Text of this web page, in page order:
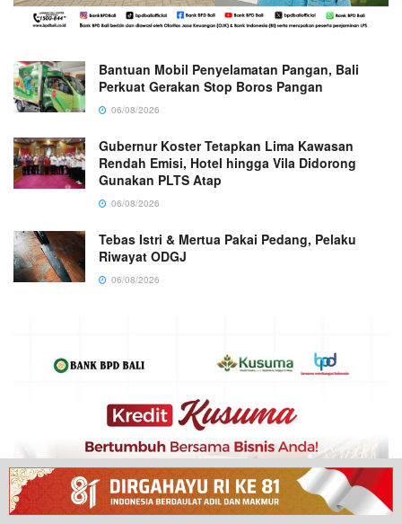
Bantuan Mobil Penyelamatan Pangan, Bali
Perkuat Gerakan Stop Boros Pangan
06/08/2026
Gubernur Koster Tetapkan Lima Kawasan
Rendah Emisi, Hotel hingga Vila Didorong
Gunakan PLTS Atap
06/08/2026
Tebas Istri & Mertua Pakai Pedang, Pelaku
Riwayat ODGJ
06/08/2026